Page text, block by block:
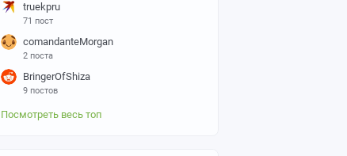
truekpru
71 пост
comandanteMorgan
2 поста
BringerOfShiza
9 постов
Посмотреть весь топ